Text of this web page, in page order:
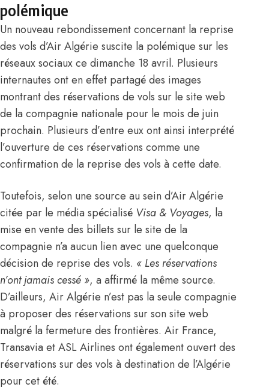
polémique
Un nouveau rebondissement concernant la reprise
des vols d’Air Algérie suscite la polémique sur les
réseaux sociaux ce dimanche 18 avril. Plusieurs
internautes ont en effet partagé des images
montrant des réservations de vols sur le site web
de la compagnie nationale pour le mois de juin
prochain. Plusieurs d’entre eux ont ainsi interprété
l’ouverture de ces réservations comme une
confirmation de la reprise des vols à cette date.
Toutefois, selon une source au sein d’Air Algérie
citée par le média spécialisé Visa & Voyages, la
mise en vente des billets sur le site de la
compagnie n’a aucun lien avec une quelconque
décision de reprise des vols. « Les réservations
n’ont jamais cessé », a affirmé la même source.
D’ailleurs, Air Algérie n’est pas la seule compagnie
à proposer des réservations sur son site web
malgré la fermeture des frontières. Air France,
Transavia etASL Airlines ont également ouvert des
réservations sur des vols à destination de l’Algérie
pour cet été.